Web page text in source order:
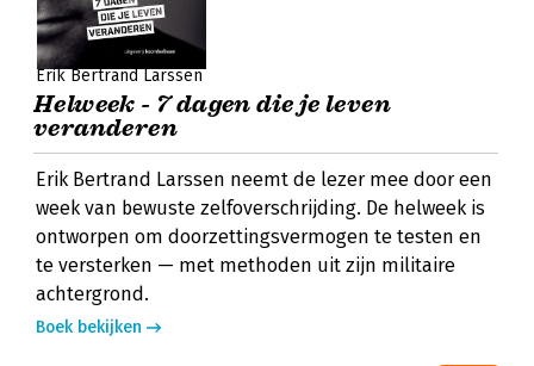
Erik Bertrand Larssen
Helweek - 7 dagen die je leven
veranderen
Erik Bertrand Larssen neemt de lezer mee door een
week van bewuste zelfoverschrijding. De helweek is
ontworpen om doorzettingsvermogen te testen en
te versterken — met methoden uit zijn militaire
achtergrond.
Boek bekijken